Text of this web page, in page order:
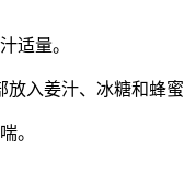
适量。
入姜汁、冰糖和蜂
。